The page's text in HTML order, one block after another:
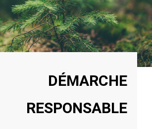
DÉMARCHE
RESPONSABLE